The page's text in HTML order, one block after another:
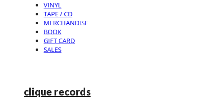
VINYL
TAPE / CD
MERCHANDISE
BOOK
GIFT CARD
SALES
clique records